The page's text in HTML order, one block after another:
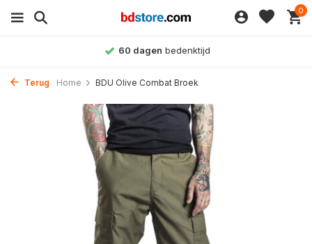
0
60 dagen bedenktijd
Terug Home BDU Olive Combat Broek